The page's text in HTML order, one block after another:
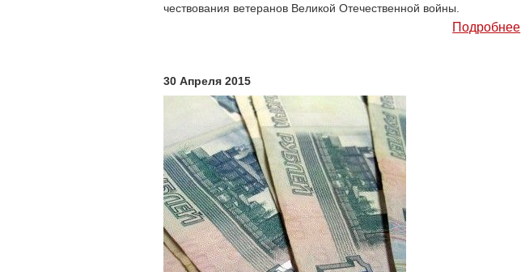
чествования ветеранов Великой Отечественной войны.
Подробнее
30 Апреля 2015